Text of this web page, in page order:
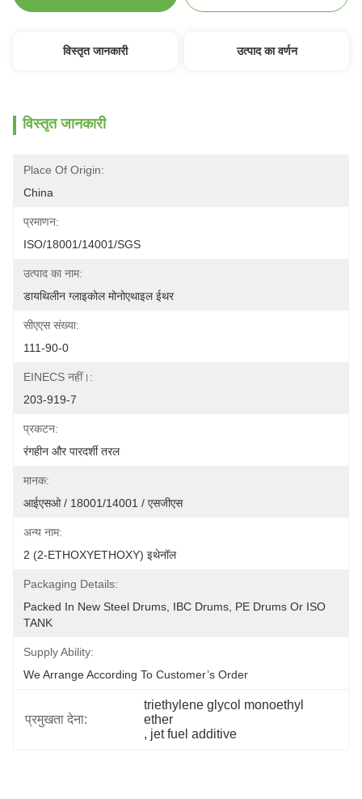
विस्तृत जानकारी उत्पाद का वर्णन
विस्तृत जानकारी
Place Of Origin:
China
प्रमाणन:
ISO/18001/14001/SGS
उत्पाद का नाम:
डायथिलीन ग्लाइकोल मोनोएथाइल ईथर
सीएएस संख्या:
111-90-0
EINECS नहीं।:
203-919-7
प्रकटन:
रंगहीन और पारदर्शी तरल
मानक:
आईएसओ / 18001/14001 / एसजीएस
अन्य नाम:
2 (2-ETHOXYETHOXY) इथेनॉल
Packaging Details:
Packed In New Steel Drums, IBC Drums, PE Drums Or ISO
TANK
Supply Ability:
We Arrange According To Customer’s Order
प्रमुखता देना:
triethylene glycol monoethyl
ether
, jet fuel additive